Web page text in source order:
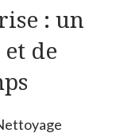
: un
de